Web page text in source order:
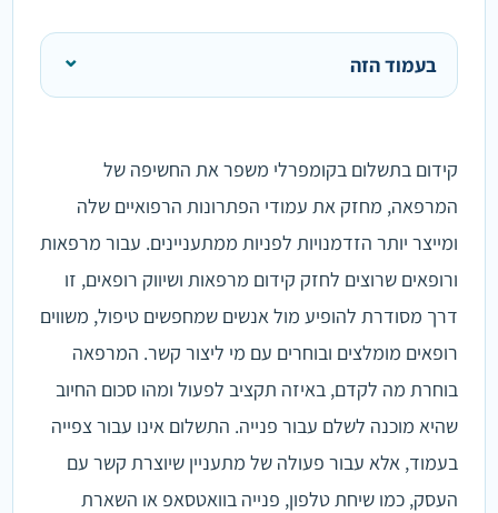
בעמוד הזה
קידום בתשלום בקומפרלי משפר את החשיפה של
המרפאה, מחזק את עמודי הפתרונות הרפואיים שלה
ומייצר יותר הזדמנויות לפניות ממתעניינים. עבור מרפאות
ורופאים שרוצים לחזק קידום מרפאות ושיווק רופאים, זו
דרך מסודרת להופיע מול אנשים שמחפשים טיפול, משווים
רופאים מומלצים ובוחרים עם מי ליצור קשר. המרפאה
בוחרת מה לקדם, באיזה תקציב לפעול ומהו סכום החיוב
שהיא מוכנה לשלם עבור פנייה. התשלום אינו עבור צפייה
בעמוד, אלא עבור פעולה של מתעניין שיוצרת קשר עם
העסק, כמו שיחת טלפון, פנייה בוואטסאפ או השארת